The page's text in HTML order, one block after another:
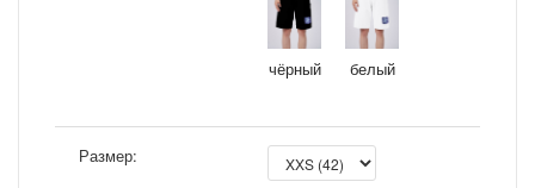
чёрный белый
Размер: